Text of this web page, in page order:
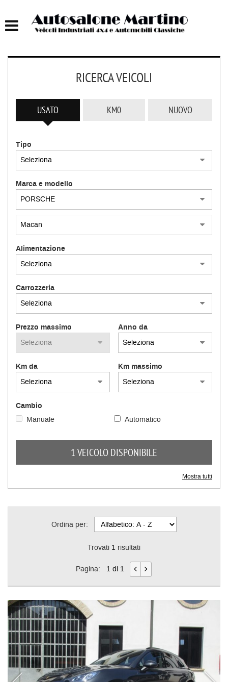
ACQUISTIAMO USATO
ASSISTENZA
CONTATTI
RICERCA VEICOLI
USATO KM0 NUOVO
Tipo
Marca e modello
Alimentazione
Carrozzeria
Prezzo massimo Anno da
Km da Km massimo
Cambio
Manuale Automatico
1 VEICOLO DISPONIBILE
Mostra tutti
Ordina per:
Trovati 1 risultati
Pagina: 1 di 1